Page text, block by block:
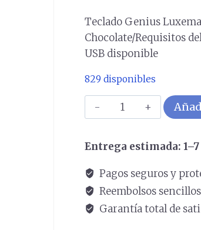
Teclado Genius
Chocolate/Requisitos
USB disponible
829 disponibles
Teclado
GENIUS
110
COLOR
Negro
cantidad
Entrega estimada:
Pagos seguros y
Reembolsos sencillos
Garantía total de